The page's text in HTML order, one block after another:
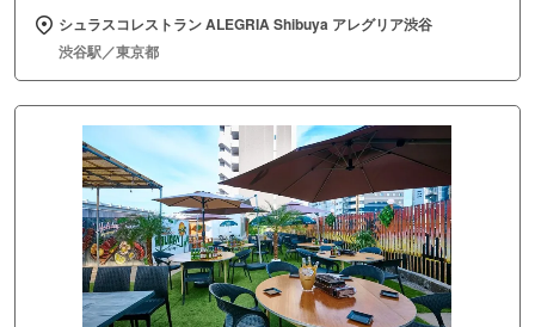
シュラスコレストラン ALEGRIA Shibuya アレグリア渋谷
渋谷駅／東京都